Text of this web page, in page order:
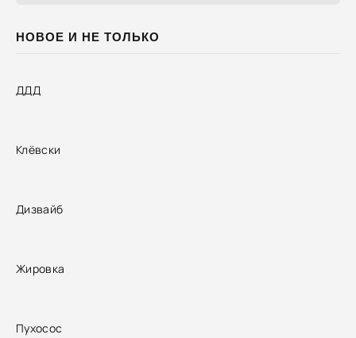
НОВОЕ И НЕ ТОЛЬКО
ДДД
Клёвски
Дизвайб
Жировка
Пухосос